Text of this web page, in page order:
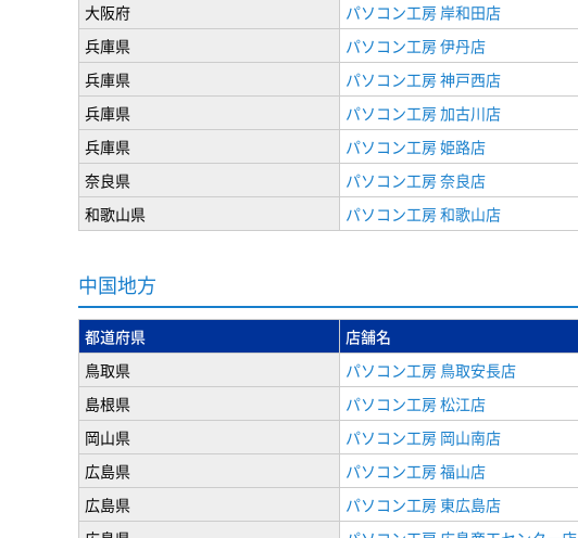
大阪府
パソコン工房 岸和田店
兵庫県
パソコン工房 伊丹店
兵庫県
パソコン工房 神戸西店
兵庫県
パソコン工房 加古川店
兵庫県
パソコン工房 姫路店
奈良県
パソコン工房 奈良店
和歌山県
パソコン工房 和歌山店
中国地方
都道府県 店舗名
鳥取県
パソコン工房 鳥取安長店
島根県
パソコン工房 松江店
岡山県
パソコン工房 岡山南店
広島県
パソコン工房 福山店
広島県
パソコン工房 東広島店